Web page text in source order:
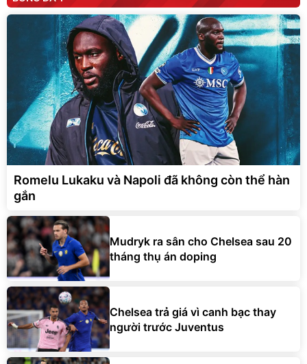
Romelu Lukaku và Napoli đã không còn thể hàn
gắn
Mudryk ra sân cho Chelsea sau 20
tháng thụ án doping
Chelsea trả giá vì canh bạc thay
người trước Juventus